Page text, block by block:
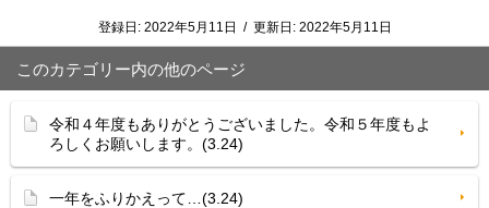
登録日: 2022年5月11日 / 更新日: 2022年5月11日
このカテゴリー内の他のページ
令和４年度もありがとうございました。令和５年度もよ
ろしくお願いします。(3.24)
一年をふりかえって…(3.24)